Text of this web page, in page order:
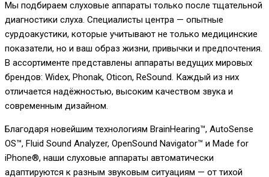
Мы подбираем слуховые аппараты только после тщательной
диагностики слуха. Специалисты центра — опытные
сурдоакустики, которые учитывают не только медицинские
показатели, но и ваш образ жизни, привычки и предпочтения.
В ассортименте представлены аппараты ведущих мировых
брендов: Widex, Phonak, Oticon, ReSound. Каждый из них
отличается надёжностью, высоким качеством звука и
современным дизайном.
Благодаря новейшим технологиям BrainHearing™, AutoSense
OS™, Fluid Sound Analyzer, OpenSound Navigator™ и Made for
iPhone®, наши слуховые аппараты автоматически
адаптируются к разным звуковым ситуациям — от тихой